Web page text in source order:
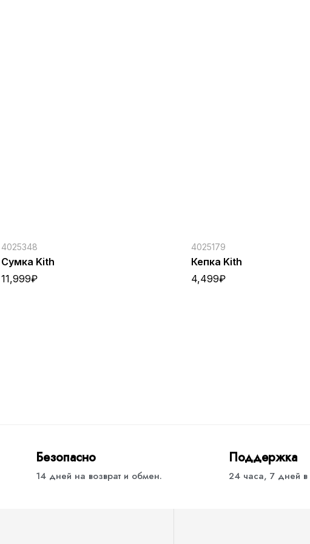
4025348
Сумка Kith
11,999₽
4025179
Кепка Kith
4,499₽
Безопасно
14 дней на возврат и обмен.
Поддержка
24 часа, 7 дней